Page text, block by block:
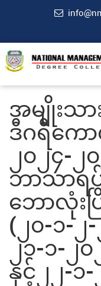
အမျိုးသ
ဒီဂရီကေ
၂၀၂၄-
ဘာသာရ
ဘောလုံး
(၂၀-၁-၂
၂၁-၁-၂၀
နှင့်၂၂-၁